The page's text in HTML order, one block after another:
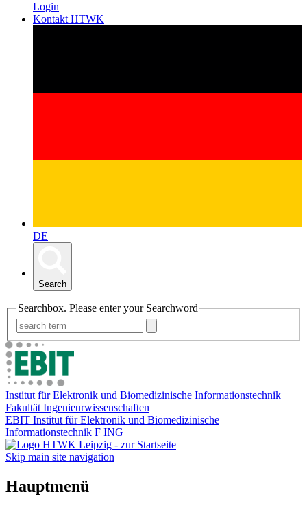
Login
Kontakt HTWK
DE
Search
Searchbox. Please enter your Searchword
Institut für Elektronik und Biomedizinische Informationstechnik
Fakultät Ingenieurwissenschaften
EBIT Institut für Elektronik und Biomedizinische
Informationstechnik F ING
Skip main site navigation
Hauptmenü